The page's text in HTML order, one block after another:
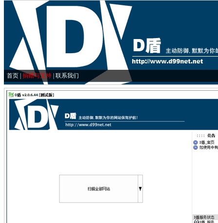
首页 捐赠与支持 联系我们